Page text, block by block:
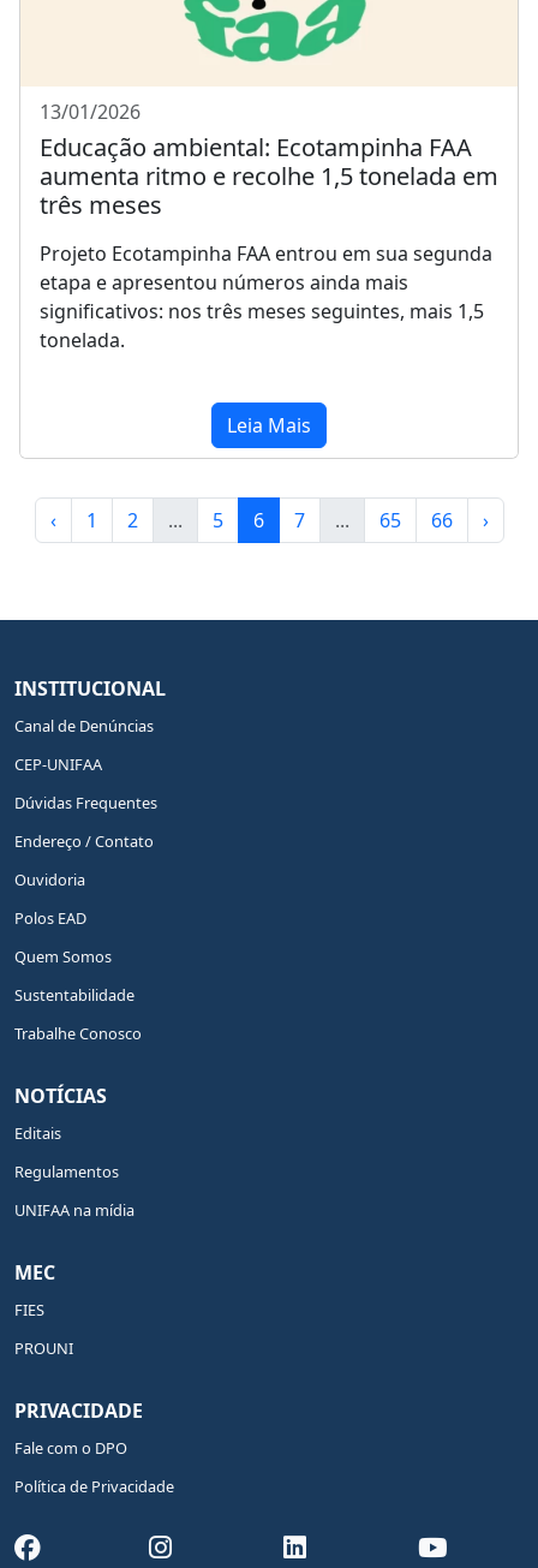
13/01/2026
Educação ambiental: Ecotampinha FAA
aumenta ritmo e recolhe 1,5 tonelada em
três meses
Projeto Ecotampinha FAA entrou em sua segunda
etapa e apresentou números ainda mais
significativos: nos três meses seguintes, mais 1,5
tonelada.
Leia Mais
‹ 1 2 ... 5 6 7 ... 65 66 ›
INSTITUCIONAL
Canal de Denúncias
CEP-UNIFAA
Dúvidas Frequentes
Endereço / Contato
Ouvidoria
Polos EAD
Quem Somos
Sustentabilidade
Trabalhe Conosco
NOTÍCIAS
Editais
Regulamentos
UNIFAA na mídia
MEC
FIES
PROUNI
PRIVACIDADE
Fale com o DPO
Política de Privacidade